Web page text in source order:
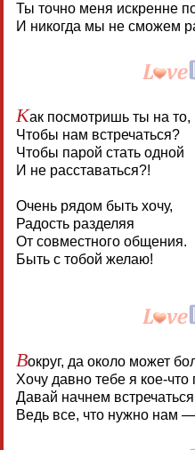
Ты точно меня искренне
И никогда мы не сможем
Как посмотришь ты на то,
Чтобы нам встречаться?
Чтобы парой стать одной
И не расставаться?!
Очень рядом быть хочу,
Радость разделяя
От совместного общения.
Быть с тобой желаю!
Вокруг, да около может
Хочу давно тебе я кое-что
Давай начнем
Ведь все, что нужно нам